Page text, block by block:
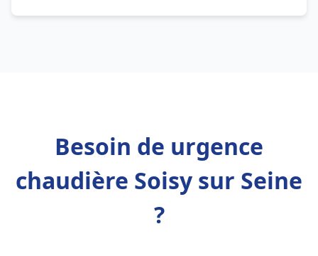
Besoin de urgence
chaudière Soisy sur Seine
?